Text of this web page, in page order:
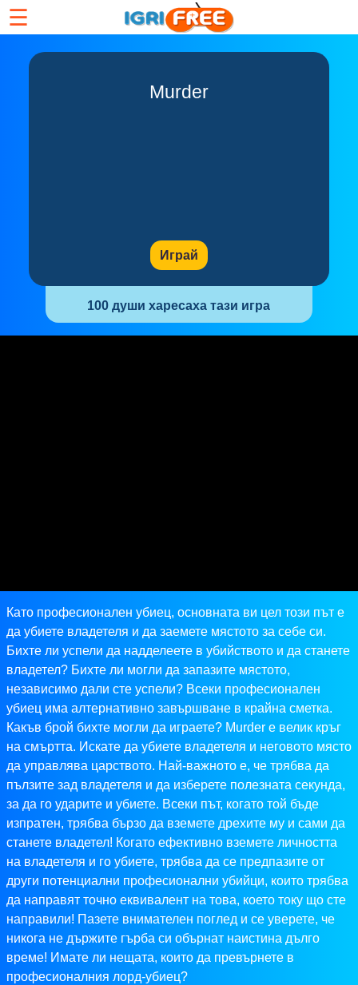
☰
Murder
Играй
100 души харесаха тази игра
Като професионален убиец, основната ви цел този път е
да убиете владетеля и да заемете мястото за себе си.
Бихте ли успели да надделеете в убийството и да станете
владетел? Бихте ли могли да запазите мястото,
независимо дали сте успели? Всеки професионален
убиец има алтернативно завършване в крайна сметка.
Какъв брой бихте могли да играете? Murder е велик кръг
на смъртта. Искате да убиете владетеля и неговото място
да управлява царството. Най-важното е, че трябва да
пълзите зад владетеля и да изберете полезната секунда,
за да го ударите и убиете. Всеки път, когато той бъде
изпратен, трябва бързо да вземете дрехите му и сами да
станете владетел! Когато ефективно вземете личността
на владетеля и го убиете, трябва да се предпазите от
други потенциални професионални убийци, които трябва
да направят точно еквивалент на това, което току що сте
направили! Пазете внимателен поглед и се уверете, че
никога не държите гърба си обърнат наистина дълго
време! Имате ли нещата, които да превърнете в
професионалния лорд-убиец?